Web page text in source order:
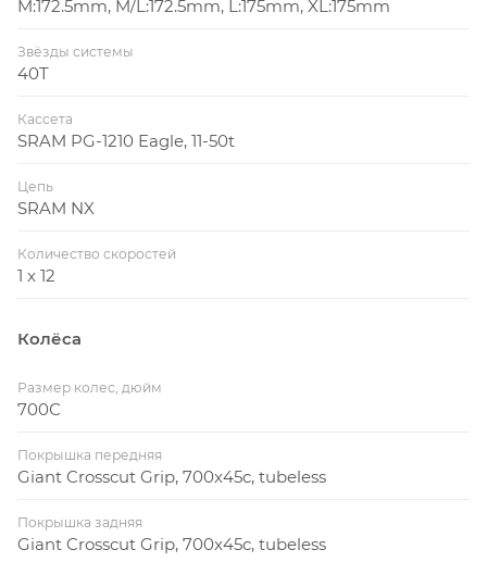
M:172.5mm, M/L:172.5mm, L:175mm, XL:175mm
Звёзды системы
40T
Кассета
SRAM PG-1210 Eagle, 11-50t
Цепь
SRAM NX
Количество скоростей
1 x 12
Колёса
Размер колес, дюйм
700С
Покрышка передняя
Giant Crosscut Grip, 700x45c, tubeless
Покрышка задняя
Giant Crosscut Grip, 700x45c, tubeless